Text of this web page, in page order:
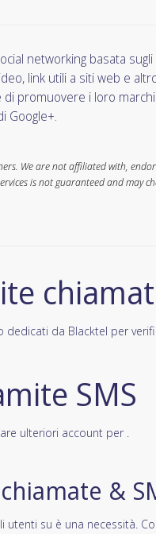
networking basata
link utili a siti web e
promuovere i loro
Google+.
We are not affiliated with,
is not guaranteed and may
dedicati da Blacktel per
SMS
ulteriori account per .
&
su è una necessità.